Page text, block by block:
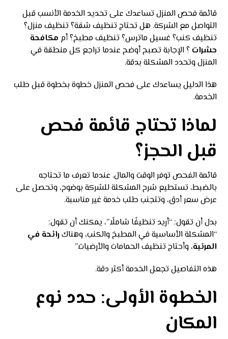
قائمة فحص المنزل تساعدك على تحديد الخدمة الأنسب قبل
التواصل مع الشركة. هل تحتاج تنظيف شقة؟ تنظيف منزل؟
تنظيف كنب؟ غسيل ماترس؟ تنظيف مطبخ؟ أم مكافحة
حشرات ؟ الإجابة تصبح أوضح عندما تراجع كل منطقة في
المنزل وتحدد المشكلة بدقة.
هذا الدليل يساعدك على فحص المنزل خطوة بخطوة قبل طلب
الخدمة.
لماذا تحتاج قائمة فحص
قبل الحجز؟
قائمة الفحص توفر الوقت والمال. عندما تعرف ما تحتاجه
بالضبط، تستطيع شرح المشكلة للشركة بوضوح، وتحصل على
عرض سعر أدق، وتتجنب طلب خدمة غير مناسبة.
بدل أن تقول: “أريد تنظيفًا شاملًا”، يمكنك أن تقول:
“المشكلة الأساسية في المطبخ والكنب، وهناك رائحة في
المرتبة، وأحتاج تنظيف الحمامات والأرضيات.”
هذه التفاصيل تجعل الخدمة أكثر دقة.
الخطوة الأولى: حدد نوع
المكان